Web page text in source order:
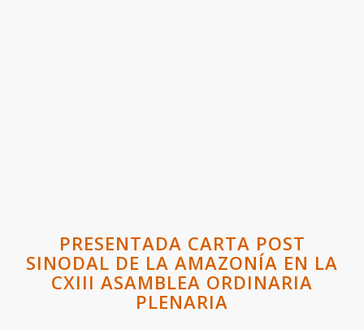
PRESENTADA CARTA POST
SINODAL DE LA AMAZONÍA EN LA
CXIII ASAMBLEA ORDINARIA
PLENARIA